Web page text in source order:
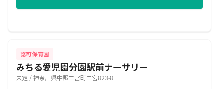
認可保育園
みちる愛児園分園駅前ナーサリー
未定 / 神奈川県中郡二宮町二宮823-8